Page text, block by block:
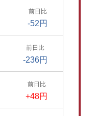
前日比
-52円
前日比
-236円
前日比
+48円